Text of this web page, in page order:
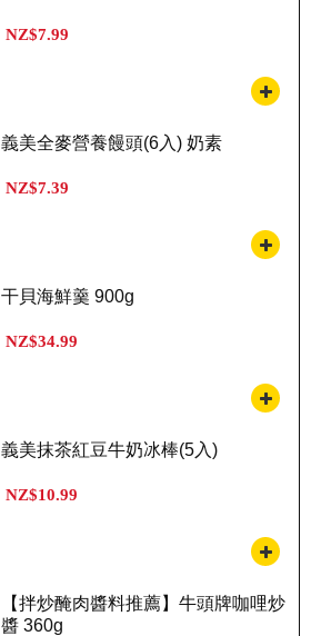
NZ$7.99
義美全麥營養饅頭(6入) 奶素
NZ$7.39
干貝海鮮羹 900g
NZ$34.99
義美抹茶紅豆牛奶冰棒(5入)
NZ$10.99
【拌炒醃肉醬料推薦】牛頭牌咖哩炒
醬 360g